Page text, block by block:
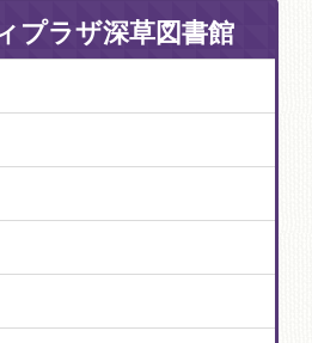
プラザ深草図書館